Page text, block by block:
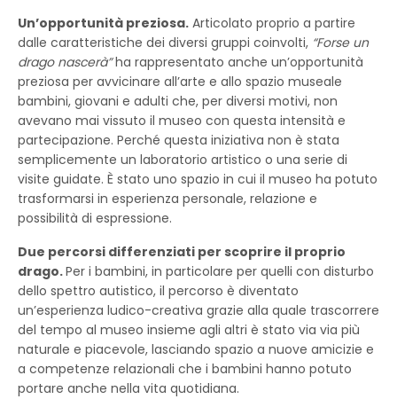
Un’opportunità preziosa. Articolato proprio a partire
dalle caratteristiche dei diversi gruppi coinvolti, “Forse un
drago nascerà”ha rappresentato anche un’opportunità
preziosa per avvicinare all’arte e allo spazio museale
bambini, giovani e adulti che, per diversi motivi, non
avevano mai vissuto il museo con questa intensità e
partecipazione. Perché questa iniziativa non è stata
semplicemente un laboratorio artistico o una serie di
visite guidate. È stato uno spazio in cui il museo ha potuto
trasformarsi in esperienza personale, relazione e
possibilità di espressione.
Due percorsi differenziati per scoprire il proprio
drago.Per i bambini, in particolare per quelli con disturbo
dello spettro autistico, il percorso è diventato
un’esperienza ludico-creativa grazie alla quale trascorrere
del tempo al museo insieme agli altri è stato via via più
naturale e piacevole, lasciando spazio a nuove amicizie e
a competenze relazionali che i bambini hanno potuto
portare anche nella vita quotidiana.